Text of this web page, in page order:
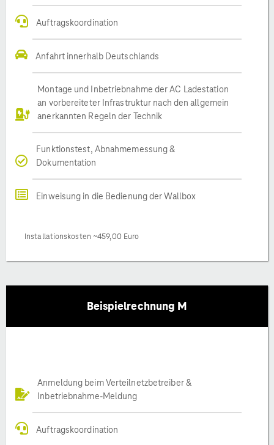
Auftragskoordination
Anfahrt innerhalb Deutschlands
Montage und Inbetriebnahme der AC Ladestation
an vorbereiteter Infrastruktur nach den allgemein
anerkannten Regeln der Technik
Funktionstest, Abnahmemessung &
Dokumentation
Einweisung in die Bedienung der Wallbox
Installationskosten ~459,00 Euro
Beispielrechnung M
Anmeldung beim Verteilnetzbetreiber &
Inbetriebnahme-Meldung
Auftragskoordination